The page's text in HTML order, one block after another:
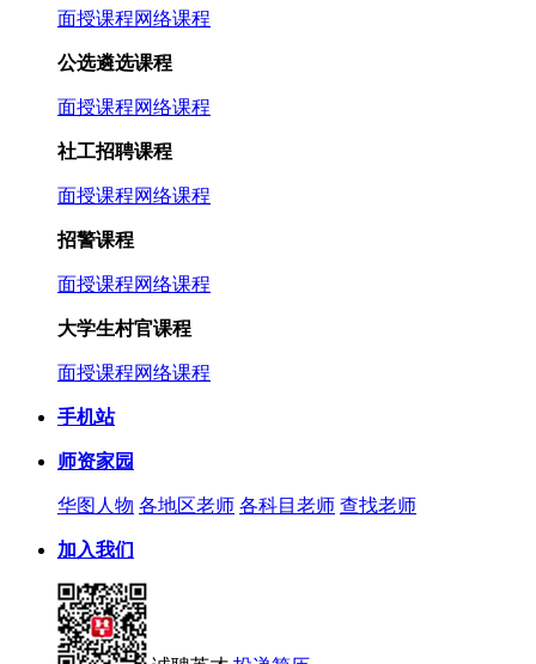
面授课程网络课程
公选遴选课程
面授课程网络课程
社工招聘课程
面授课程网络课程
招警课程
面授课程网络课程
大学生村官课程
面授课程网络课程
手机站
师资家园
华图人物 各地区老师 各科目老师 查找老师
加入我们